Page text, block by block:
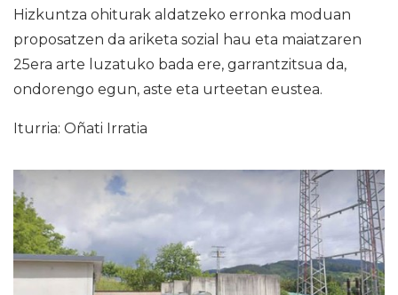
Hizkuntza ohiturak aldatzeko erronka moduan
proposatzen da ariketa sozial hau eta maiatzaren
25era arte luzatuko bada ere, garrantzitsua da,
ondorengo egun, aste eta urteetan eustea.
Iturria: Oñati Irratia